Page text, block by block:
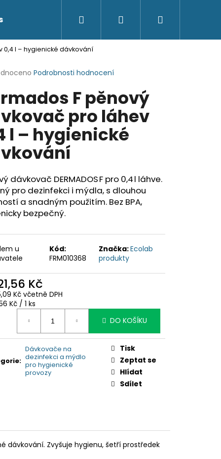
Přihlášení
l – hygienické dávkování
Podrobnosti hodnocení
F pěnový
pro láhev
l – hygienické
dávkovač DERMADOS F pro 0,4 l láhve.
pro dezinfekci i mýdla, s dlouhou
a snadným použitím. Bez BPA,
bezpečný.
u
Kód:
FRM010368
Značka:Ecolab
produkty
Kč
Kč včetně DPH
Kč / 1 ks
DO KOŠÍKU
:
Dávkovače na
dezinfekci a mýdlo
pro hygienické
provozy
Tisk
Zeptat se
Hlídat
Sdílet
dávkování. Zvyšuje hygienu, šetří prostředek